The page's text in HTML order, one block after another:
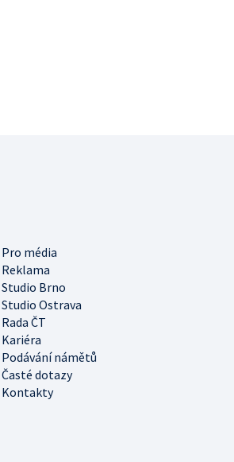
Pro média
Reklama
Studio Brno
Studio Ostrava
Rada ČT
Kariéra
Podávání námětů
Časté dotazy
Kontakty